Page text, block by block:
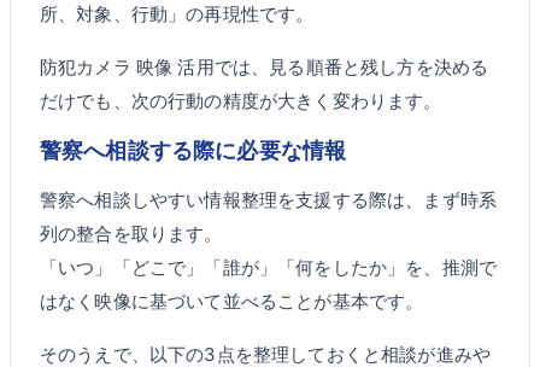
所、対象、行動」の再現性です。
防犯カメラ 映像 活用では、見る順番と残し方を決める
だけでも、次の行動の精度が大きく変わります。
警察へ相談する際に必要な情報
警察へ相談しやすい情報整理を支援する際は、まず時系
列の整合を取ります。
「いつ」「どこで」「誰が」「何をしたか」を、推測で
はなく映像に基づいて並べることが基本です。
そのうえで、以下の3点を整理しておくと相談が進みや